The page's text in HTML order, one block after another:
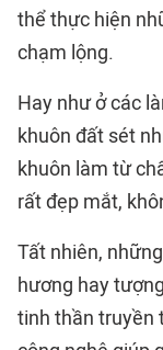
thể thực hiện
chạm lộng.
Hay như ở các
khuôn đất sét
khuôn làm từ
rất đẹp mắt,
Tất nhiên,
hương hay
tinh thần truyền